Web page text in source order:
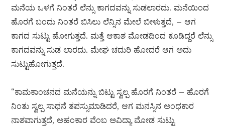
ಮನೆಯ ಒಳಗೆ ನಿಂತರೆ ಲೆನ್ಸು ಕಾಗದವನ್ನು ಸುಡಲಾರದು. ಮನೆಯಿಂದ
ಹೊರಗೆ ಬಂದು ನಿಂತರೆ ಬಿಸಿಲು ಲೆನ್ಸಿನ ಮೇಲೆ ಬೀಳುತ್ತದೆ, – ಆಗ
ಕಾಗದ ಸುಟ್ಟು ಹೋಗುತ್ತದೆ. ಮತ್ತೆ ಆಕಾಶ ಮೋಡದಿಂದ ಕೂಡಿದ್ದರೆ ಲೆನ್ಸು
ಕಾಗದವನ್ನು ಸುಡ ಲಾರದು. ಮೇಘ ಚದುರಿ ಹೋದರೆ ಆಗ ಅದು
ಸುಟ್ಟುಹೋಗುತ್ತದೆ.
“ಕಾಮಕಾಂಚನದ ಮನೆಯನ್ನು ಬಿಟ್ಟು ಸ್ವಲ್ಪ ಹೊರಗೆ ನಿಂತರೆ – ಹೊರಗೆ
ನಿಂತು ಸ್ವಲ್ಪ ಸಾಧನೆ ತಪಸ್ಸುಮಾಡಿದರೆ, ಆಗ ಮನಸ್ಸಿನ ಅಂಧಕಾರ
ನಾಶವಾಗುತ್ತದೆ, ಅಹಂಕಾರ ವೆಂಬ ಅವಿದ್ಯಾ ಮೋಡ ಸುಟ್ಟು